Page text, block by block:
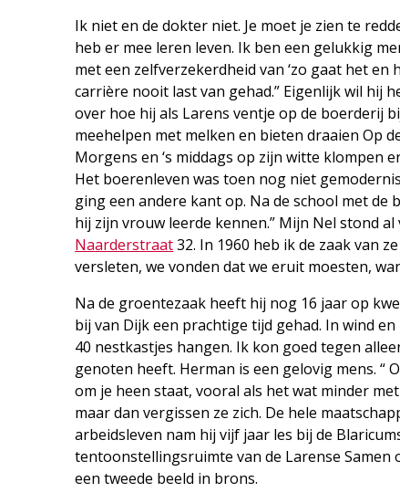
Ik niet en de dokter niet. Je moet je zien te
heb er mee leren leven. Ik ben een gelukkig
met een zelfverzekerdheid van ‘zo gaat het en
carrière nooit last van gehad.” Eigenlijk wil hij
over hoe hij als Larens ventje op de boerderij
meehelpen met melken en bieten draaien Op
Morgens en ‘s middags op zijn witte klompen
Het boerenleven was toen nog niet
ging een andere kant op. Na de school met de
hij zijn vrouw leerde kennen.” Mijn Nel stond
Naarderstraat32. In 1960 heb ik de zaak van
versleten, we vonden dat we eruit moesten,
Na de groentezaak heeft hij nog 16 jaar op
bij van Dijk een prachtige tijd gehad. In wind
40 nestkastjes hangen. Ik kon goed tegen
genoten heeft. Herman is een gelovig mens. “
om je heen staat, vooral als het wat minder
maar dan vergissen ze zich. De hele
arbeidsleven nam hij vijf jaar les bij de
tentoonstellingsruimte van de Larense Samen
een tweede beeld in brons.